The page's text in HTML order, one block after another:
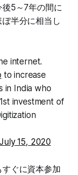
5～7年の間に
ぼ半分に相当し
internet.
to increase
in India who
investment of
July 15, 2020
ぐに資本参加